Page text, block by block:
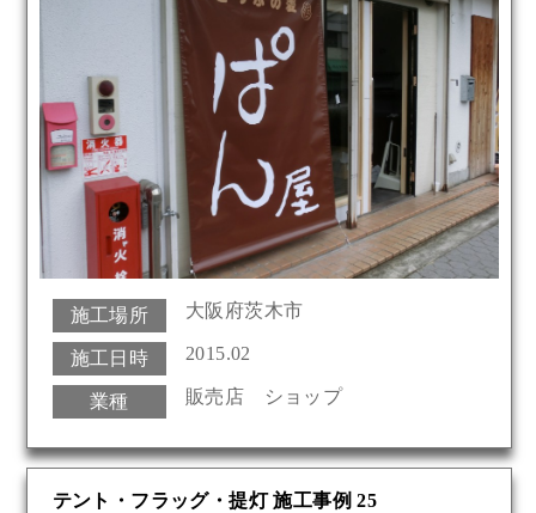
施工場所 大阪府茨木市
施工日時 2015.02
業種 販売店 ショップ
テント・フラッグ・提灯 施工事例 25